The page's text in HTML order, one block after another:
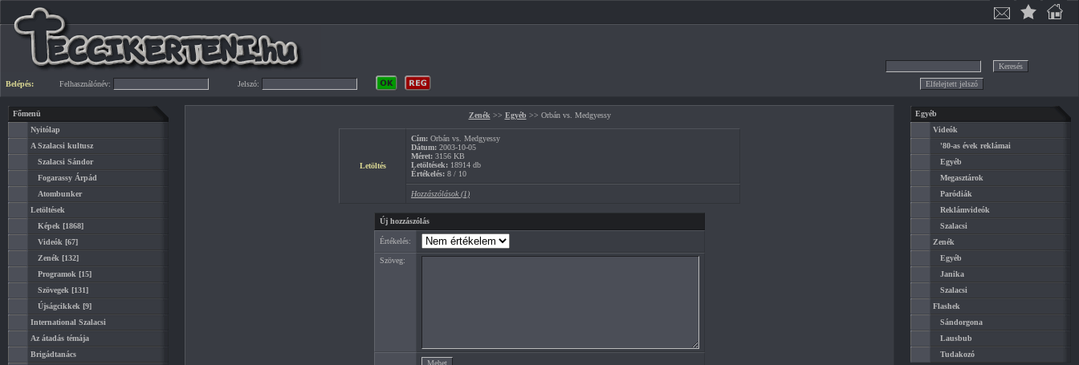
Belépés: Felhasználónév: Jelszó:
Főmenü
Nyitólap
A Szalacsi kultusz
Szalacsi Sándor
Fogarassy Árpád
Atombunker
Letöltések
Képek [1868]
Videók [67]
Zenék [132]
Programok [15]
Szövegek [131]
Újságcikkek [9]
International Szalacsi
Az átadás témája
Brigádtanács
Zenék >> Egyéb >> Orbán vs. Medgyessy
Letöltés
Cím: Orbán vs. Medgyessy
Dátum: 2003-10-05
Méret: 3156 KB
Letöltések: 18914 db
Értékelés: 8 / 10
Hozzászólások (1)
Új hozzászólás
Értékelés:
Szöveg:
Egyéb
Videók
'80-as évek reklámai
Egyéb
Megasztárok
Paródiák
Reklámvideók
Szalacsi
Zenék
Egyéb
Janika
Szalacsi
Flashek
Sándorgona
Lausbub
Tudakozó